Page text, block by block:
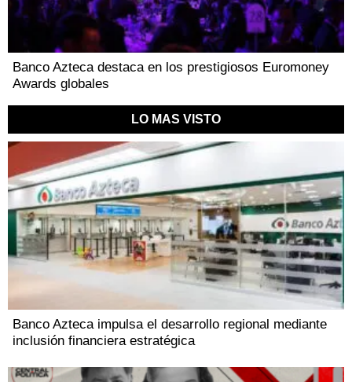
Banco Azteca destaca en los prestigiosos Euromoney
Awards globales
LO MAS VISTO
Banco Azteca impulsa el desarrollo regional mediante
inclusión financiera estratégica